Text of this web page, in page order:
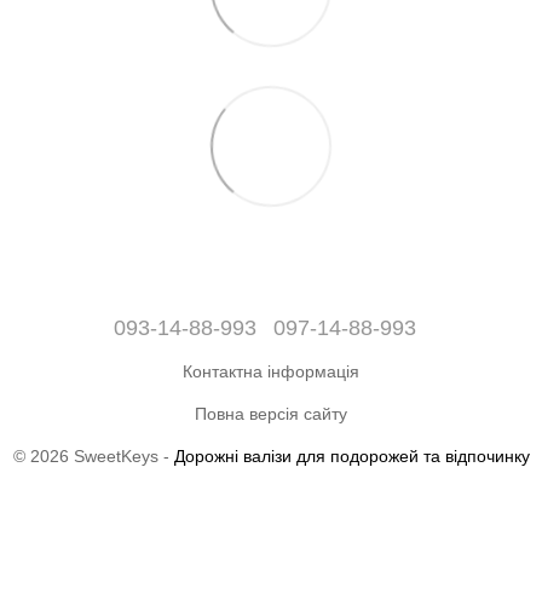
093-14-88-993 097-14-88-993
Контактна інформація
Повна версія сайту
© 2026 SweetKeys - Дорожні валізи для подорожей та відпочинку